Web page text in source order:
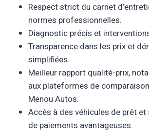
Respect strict du carnet
normes professionnelles.
Diagnostic précis et
Transparence dans les prix et
simplifiées.
Meilleur rapport qualité-prix,
aux plateformes de
Menou Autos.
Accès à des véhicules de prêt
de paiements avantageuses.